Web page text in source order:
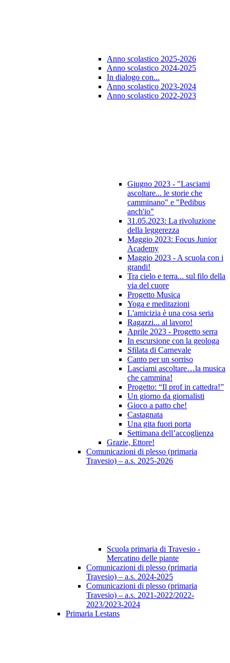
Anno scolastico 2025-2026
Anno scolastico 2024-2025
In dialogo con...
Anno scolastico 2023-2024
Anno scolastico 2022-2023
Giugno 2023 - "Lasciami
ascoltare... le storie che
camminano" e "Pedibus
anch'io"
31.05.2023: La rivoluzione
della leggerezza
Maggio 2023: Focus Junior
Academy
Maggio 2023 - A scuola con i
grandi!
Tra cielo e terra... sul filo della
via del cuore
Progetto Musica
Yoga e meditazioni
L'amicizia è una cosa seria
Ragazzi... al lavoro!
Aprile 2023 - Progetto serra
In escursione con la geologa
Sfilata di Carnevale
Canto per un sorriso
Lasciami ascoltare…la musica
che cammina!
Progetto: “Il prof in cattedra!”
Un giorno da giornalisti
Gioco a patto che!
Castagnata
Una gita fuori porta
Settimana dell’accoglienza
Grazie, Ettore!
Comunicazioni di plesso (primaria
Travesio) – a.s. 2025-2026
Scuola primaria di Travesio -
Mercatino delle piante
Comunicazioni di plesso (primaria
Travesio) – a.s. 2024-2025
Comunicazioni di plesso (primaria
Travesio) – a.s. 2021-2022/2022-
2023/2023-2024
Primaria Lestans